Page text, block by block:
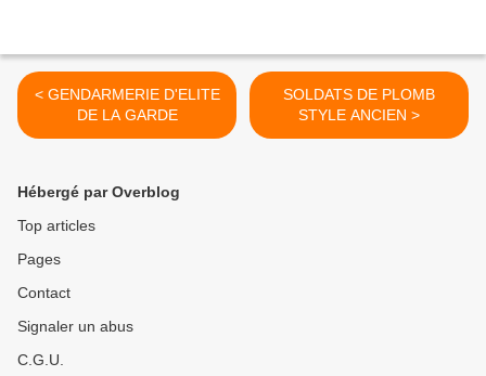
< GENDARMERIE D'ELITE
DE LA GARDE
SOLDATS DE PLOMB
STYLE ANCIEN >
Hébergé par Overblog
Top articles
Pages
Contact
Signaler un abus
C.G.U.